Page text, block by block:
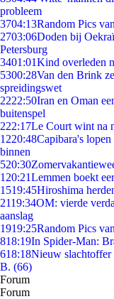
probleem
3704:13Random Pics
2703:06Doden bij
Petersburg
3401:01Kind overleden
5300:28Van den Brink
spreidingswet
2222:50Iran en Oman
buitenspel
222:17Le Court wint na
1220:48Capibara's
binnen
520:30
1 20:21Lemmen boekt
1519:45Hiroshima
2119:34OM: vierde
aanslag
1919:25Random Pics
818:19In Spider-Man:
618:18Nieuw slachtoffer
B. (66)
Forum
Forum